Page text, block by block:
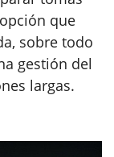
que
sobre todo
gestión del
largas.